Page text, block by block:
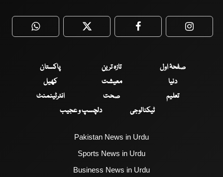
WhatsApp Twitter Facebook
صفحۂ اول تازہ ترین
پاکستان
دنیا
معیشت
کھیل
تعلیم
صحت
انٹرٹینمنٹ
ٹیکنالوجی
دلچسپ و عجیب
Pakistan News in Urdu
Sports News in Urdu
Business News in Urdu